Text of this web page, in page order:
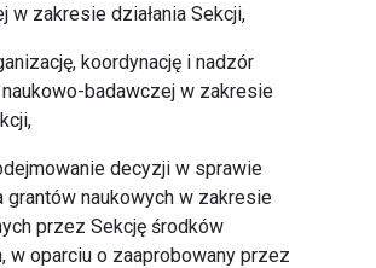
w zakresie działania Sekcji,
koordynację i nadzór
naukowo-badawczej w zakresie
decyzji w sprawie
grantów naukowych w zakresie
przez Sekcję środków
w oparciu o zaaprobowany przez